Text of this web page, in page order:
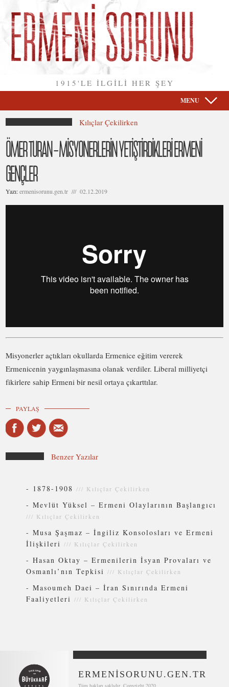
1915'LE İLGİLİ HER ŞEY
MENU
Kılıçlar Çekilirken
ÖMER TURAN – MİSYONERLERİN YETİŞTİRDİKLERİ ERMENİ
GENÇLER
Yazı:ermenisorunu.gen.tr /// 02.12.2019
Misyonerler açtıkları okullarda Ermenice eğitim vererek
Ermenicenin yaygınlaşmasına olanak verdiler. Liberal milliyetçi
fikirlere sahip Ermeni bir nesil ortaya çıkarttılar.
PAYLAŞ
Benzer Yazılar
- 1878-1908 /// Kılıçlar Çekilirken
-Mevlüt Yüksel – Ermeni Olaylarının Başlangıcı
/// Kılıçlar Çekilirken
-Musa Şaşmaz – İngiliz Konsolosları ve Ermeni
İlişkileri /// Kılıçlar Çekilirken
-Hasan Oktay – Ermenilerin İsyan Provaları ve
Osmanlı’nın Tepkisi /// Kılıçlar Çekilirken
-Masoumeh Daei – İran Sınırında Ermeni
Faaliyetleri /// Kılıçlar Çekilirken
ERMENİSORUNU.GEN.TR
Tüm hakları saklıdır. Copyright 2020